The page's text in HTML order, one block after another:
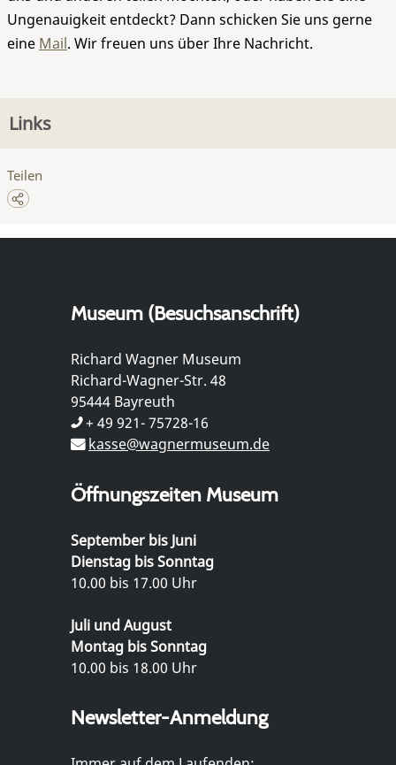
Ungenauigkeit entdeckt? Dann schicken Sie uns gerne
eine Mail. Wir freuen uns über Ihre Nachricht.
Links
Teilen
Museum (Besuchsanschrift)
Richard Wagner Museum
Richard-Wagner-Str. 48
95444 Bayreuth
+ 49 921- 75728-16
kasse@wagnermuseum.de
Öffnungszeiten Museum
September bis Juni
Dienstag bis Sonntag
10.00 bis 17.00 Uhr
Juli und August
Montag bis Sonntag
10.00 bis 18.00 Uhr
Newsletter-Anmeldung